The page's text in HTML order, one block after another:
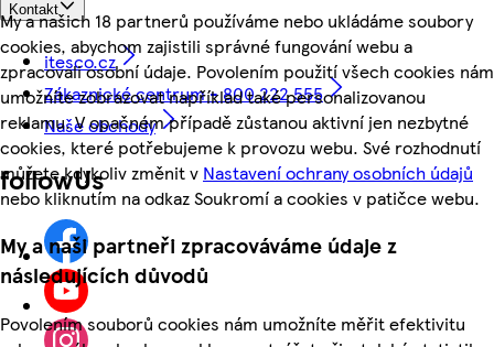
My a našich 18 partnerů používáme nebo ukládáme soubory
cookies, abychom zajistili správné fungování webu a
zpracovali osobní údaje. Povolením použití všech cookies nám
umožníte zobrazovat například také personalizovanou
reklamu. V opačném případě zůstanou aktivní jen nezbytné
cookies, které potřebujeme k provozu webu. Své rozhodnutí
můžete kdykoliv změnit v Nastavení ochrany osobních údajů
nebo kliknutím na odkaz Soukromí a cookies v patičce webu.
My a naši partneři zpracováváme údaje z
následujících důvodů
Povolením souborů cookies nám umožníte měřit efektivitu
Kontakt
itesco.cz
Zákaznické centrum - 800 222 555
Naše obchody
followUs